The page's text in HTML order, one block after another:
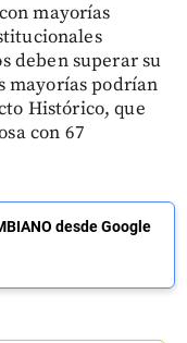
mayorías
deben superar su
mayorías podrían
Histórico, que
con 67
desde Google